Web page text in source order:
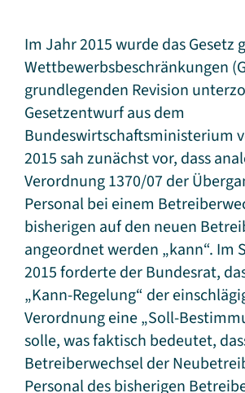
Im Jahr 2015 wurde das Gesetz
Wettbewerbsbeschränkungen
grundlegenden Revision
Gesetzentwurf aus dem
Bundeswirtschaftsministerium
2015 sah zunächst vor, dass
Verordnung 1370/07 der
Personal bei einem
bisherigen auf den neuen
angeordnet werden „kann“. Im
2015 forderte der Bundesrat,
„Kann-Regelung“ der
Verordnung eine „Soll-
solle, was faktisch bedeutet,
Betreiberwechsel der
Personal des bisherigen